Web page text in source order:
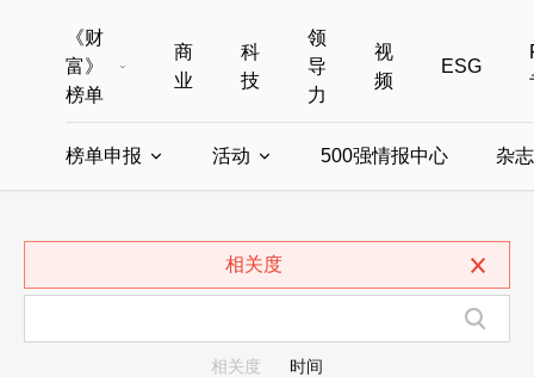
《财
富》
榜单
全部榜单
中国最具影响力商界女性
商
业
科
技
领
导
力
视
频
ESG
榜单申报 活动 500强情报中心 杂
相关度
相关度 时间